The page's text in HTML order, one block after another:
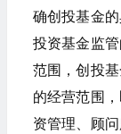
确创投基金
投资基金监
范围，创投
的经营范围
资管理、顾